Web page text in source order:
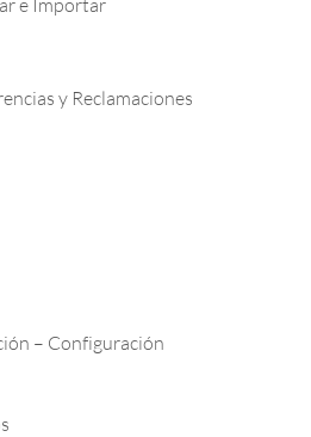
e Importar
y Reclamaciones
– Configuración